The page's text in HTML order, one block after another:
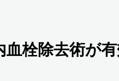
血栓除去術が